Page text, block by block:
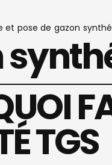
et pose de gazon
TGS